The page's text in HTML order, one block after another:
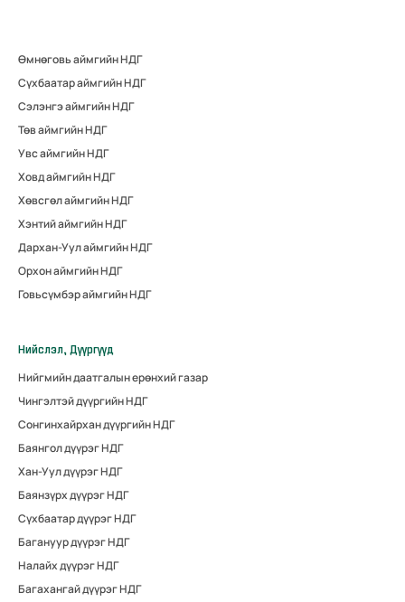
Өмнөговь аймгийн НДГ
Сүхбаатар аймгийн НДГ
Сэлэнгэ аймгийн НДГ
Төв аймгийн НДГ
Увс аймгийн НДГ
Ховд аймгийн НДГ
Хөвсгөл аймгийн НДГ
Хэнтий аймгийн НДГ
Дархан-Уул аймгийн НДГ
Орхон аймгийн НДГ
Говьсүмбэр аймгийн НДГ
Нийслэл, Дүүргүүд
Нийгмийн даатгалын ерөнхий газар
Чингэлтэй дүүргийн НДГ
Сонгинхайрхан дүүргийн НДГ
Баянгол дүүрэг НДГ
Хан-Уул дүүрэг НДГ
Баянзүрх дүүрэг НДГ
Сүхбаатар дүүрэг НДГ
Багануур дүүрэг НДГ
Налайх дүүрэг НДГ
Багахангай дүүрэг НДГ